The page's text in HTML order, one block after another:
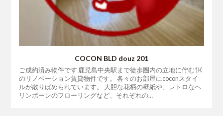
COCON BLD douz 201
ご成約済み物件です 鹿児島中央駅まで徒歩圏内の立地に佇む1K
のリノベーション賃貸物件です。 各々のお部屋にcoconスタイ
ルが散りばめられています。 大胆な花柄の壁紙や、レトロなヘ
リンボーンのフローリングなど、それぞれの…